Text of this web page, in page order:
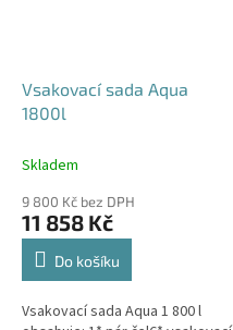
Vsakovací sada Aqua
1800l
Skladem
9 800 Kč bez DPH
11 858 Kč
Do košíku
Vsakovací sada Aqua 1 800 l